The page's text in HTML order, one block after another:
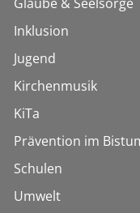
Inklusion
Jugend
Kirchenmusik
KiTa
Prävention im
Schulen
Umwelt